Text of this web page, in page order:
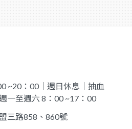
~20：00｜週日休息｜抽血
一至週六 8：00 ~17：00
三路858、860號